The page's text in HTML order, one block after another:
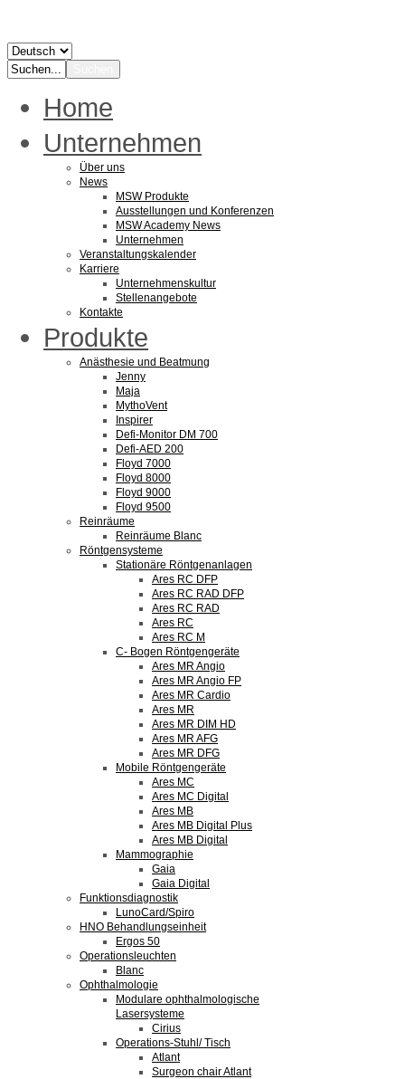
Home
Unternehmen
Über uns
News
MSW Produkte
Ausstellungen und Konferenzen
MSW Academy News
Unternehmen
Veranstaltungskalender
Karriere
Unternehmenskultur
Stellenangebote
Kontakte
Produkte
Anästhesie und Beatmung
Jenny
Maja
MythoVent
Inspirer
Defi-Monitor DM 700
Defi-AED 200
Floyd 7000
Floyd 8000
Floyd 9000
Floyd 9500
Reinräume
Reinräume Blanc
Röntgensysteme
Stationäre Röntgenanlagen
Ares RC DFP
Ares RC RAD DFP
Ares RC RAD
Ares RC
Ares RC M
C- Bogen Röntgengeräte
Ares MR Angio
Ares MR Angio FP
Ares MR Cardio
Ares MR
Ares MR DIM HD
Ares MR AFG
Ares MR DFG
Mobile Röntgengeräte
Ares MC
Ares MC Digital
Ares MB
Ares MB Digital Plus
Ares MB Digital
Mammographie
Gaia
Gaia Digital
Funktionsdiagnostik
LunoCard/Spiro
HNO Behandlungseinheit
Ergos 50
Operationsleuchten
Blanc
Ophthalmologie
Modulare ophthalmologische
Lasersysteme
Cirius
Operations-Stuhl/ Tisch
Atlant
Surgeon chair Atlant